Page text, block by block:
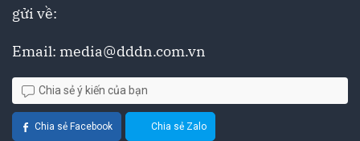
gửi về:
Email: media@dddn.com.vn
Chia sẻ ý kiến của bạn
Chia sẻ Facebook Chia sẻ Zalo